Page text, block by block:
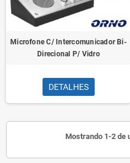
Microfone C/ Intercomunicador Bi-
Direcional P/ Vidro
DETALHES
Mostrando 1-2 de